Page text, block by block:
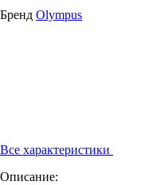
Бренд Olympus
Все характеристики
Описание: